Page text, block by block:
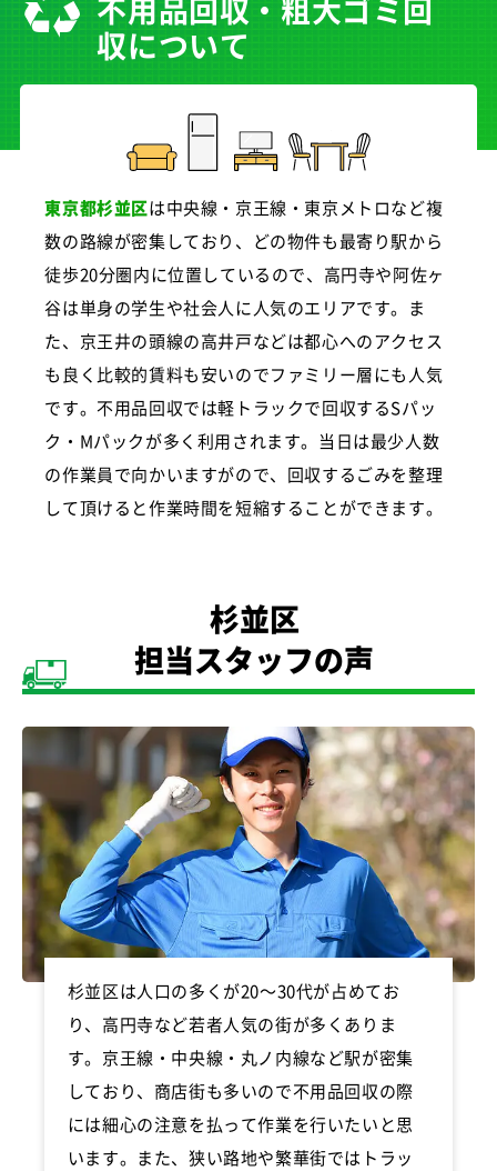
不用品回収・粗大ゴミ回
収について
東京都杉並区は中央線・京王線・東京メトロなど複
数の路線が密集しており、どの物件も最寄り駅から
徒歩20分圏内に位置しているので、高円寺や阿佐ヶ
谷は単身の学生や社会人に人気のエリアです。ま
た、京王井の頭線の高井戸などは都心へのアクセス
も良く比較的賃料も安いのでファミリー層にも人気
です。不用品回収では軽トラックで回収するSパッ
ク・Mパックが多く利用されます。当日は最少人数
の作業員で向かいますがので、回収するごみを整理
して頂けると作業時間を短縮することができます。
杉並区
担当スタッフの声
杉並区は人口の多くが20～30代が占めてお
り、高円寺など若者人気の街が多くありま
す。京王線・中央線・丸ノ内線など駅が密集
しており、商店街も多いので不用品回収の際
には細心の注意を払って作業を行いたいと思
います。また、狭い路地や繁華街ではトラッ